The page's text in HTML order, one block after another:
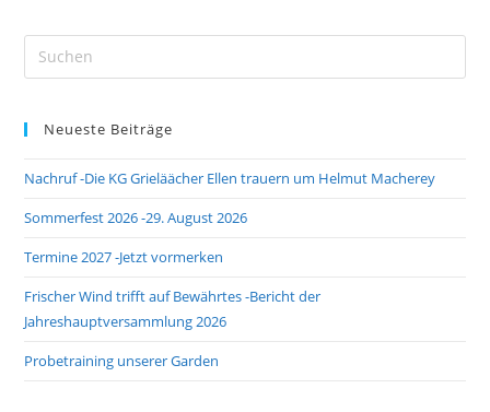
Neueste Beiträge
Nachruf -Die KG Grieläächer Ellen trauern um Helmut Macherey
Sommerfest 2026 -29. August 2026
Termine 2027 -Jetzt vormerken
Frischer Wind trifft auf Bewährtes -Bericht der
Jahreshauptversammlung 2026
Probetraining unserer Garden